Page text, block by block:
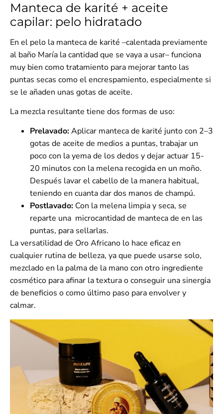
Manteca de karité + aceite
capilar: pelo hidratado
En el pelo la manteca de karité –calentada previamente
al baño María la cantidad que se vaya a usar– funciona
muy bien como tratamiento para mejorar tanto las
puntas secas como elencrespamiento, especialmente si
se le añaden unas gotas de aceite.
La mezcla resultante tiene dos formas de uso:
Prelavado:Aplicar manteca de karité junto con 2–3
gotas de aceite de medios a puntas, trabajar un
poco con la yema de los dedos y dejar actuar 15-
20 minutos con la melena recogida en un moño.
Después lavar el cabello de la manera habitual,
teniendo en cuanta dar dos manos de champú.
Postlavado: Con la melena limpia y seca, se
reparte una microcantidad de manteca de en las
puntas, para sellarlas.
La versatilidad de Oro Africano lo hace eficaz en
cualquier rutina de belleza, ya que puede usarse solo,
mezclado en la palma de la mano con otro ingrediente
cosmético para afinar la textura o conseguir una sinergia
de beneficios o como último paso para envolver y
calmar.